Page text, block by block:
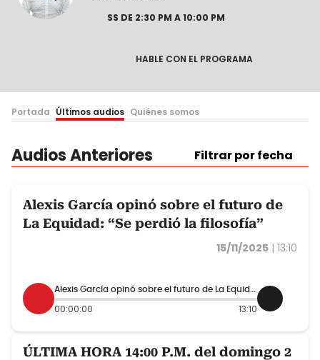
SS DE 2:30 PM A 10:00 PM
HABLE CON EL PROGRAMA
Portada Últimos audios Quiénes somos
Audios Anteriores Filtrar por fecha
Alexis García opinó sobre el futuro de
La Equidad: “Se perdió la filosofía”
15/11/2025 | 13:10
00:00:00 13:10
ÚLTIMA HORA 14:00 P.M. del domingo 2